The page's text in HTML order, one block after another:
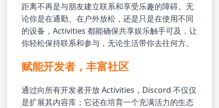
距离不再是与朋友建立联系和享受乐趣的障碍。无
论你是在通勤、在户外放松，还是只是在使用不同
的设备，Activities 都能确保共享娱乐触手可及，让
你轻松保持联系和参与，无论生活带你去往何方。
赋能开发者，丰富社区
通过向所有开发者开放 Activities，Discord 不仅仅
是扩展其内容库；它还在培育一个充满活力的生态